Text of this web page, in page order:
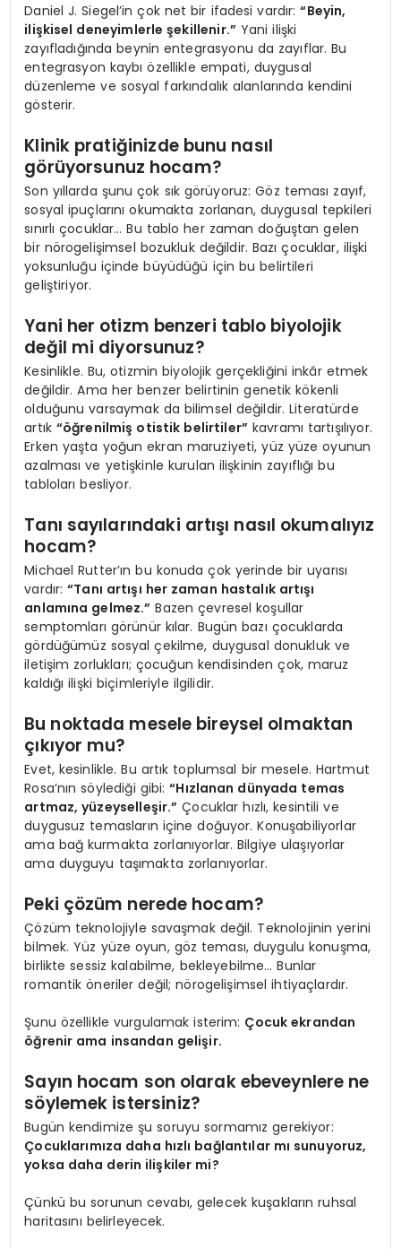
Daniel J. Siegel’in çok net bir ifadesi vardır:“Beyin,
ilişkisel deneyimlerle şekillenir.” Yani ilişki
zayıfladığında beynin entegrasyonu da zayıflar. Bu
entegrasyon kaybı özellikle empati, duygusal
düzenleme ve sosyal farkındalık alanlarında kendini
gösterir.
Klinik pratiğinizde bunu nasıl
görüyorsunuz hocam?
Son yıllarda şunu çok sık görüyoruz: Göz teması zayıf,
sosyal ipuçlarını okumakta zorlanan, duygusal tepkileri
sınırlı çocuklar… Bu tablo her zaman doğuştan gelen
bir nörogelişimsel bozukluk değildir. Bazı çocuklar, ilişki
yoksunluğu içinde büyüdüğü için bu belirtileri
geliştiriyor.
Yani her otizm benzeri tablo biyolojik
değil mi diyorsunuz?
Kesinlikle. Bu, otizmin biyolojik gerçekliğini inkâr etmek
değildir. Ama her benzer belirtinin genetik kökenli
olduğunu varsaymak da bilimsel değildir. Literatürde
artık “öğrenilmiş otistik belirtiler” kavramı tartışılıyor.
Erken yaşta yoğun ekran maruziyeti, yüz yüze oyunun
azalması ve yetişkinle kurulan ilişkinin zayıflığı bu
tabloları besliyor.
Tanı sayılarındaki artışı nasıl okumalıyız
hocam?
Michael Rutter’ın bu konuda çok yerinde bir uyarısı
vardır:“Tanı artışı her zaman hastalık artışı
anlamına gelmez.” Bazen çevresel koşullar
semptomları görünür kılar. Bugün bazı çocuklarda
gördüğümüz sosyal çekilme, duygusal donukluk ve
iletişim zorlukları; çocuğun kendisinden çok, maruz
kaldığı ilişki biçimleriyle ilgilidir.
Bu noktada mesele bireysel olmaktan
çıkıyor mu?
Evet, kesinlikle. Bu artık toplumsal bir mesele. Hartmut
Rosa’nın söylediği gibi:“Hızlanan dünyada temas
artmaz, yüzeyselleşir.” Çocuklar hızlı, kesintili ve
duygusuz temasların içine doğuyor. Konuşabiliyorlar
ama bağ kurmakta zorlanıyorlar. Bilgiye ulaşıyorlar
ama duyguyu taşımakta zorlanıyorlar.
Peki çözüm nerede hocam?
Çözüm teknolojiyle savaşmak değil. Teknolojinin yerini
bilmek. Yüz yüze oyun, göz teması, duygulu konuşma,
birlikte sessiz kalabilme, bekleyebilme… Bunlar
romantik öneriler değil; nörogelişimsel ihtiyaçlardır.
Şunu özellikle vurgulamak isterim: Çocuk ekrandan
öğrenir ama insandan gelişir.
Sayın hocam son olarak ebeveynlere ne
söylemek istersiniz?
Bugün kendimize şu soruyu sormamız gerekiyor:
Çocuklarımıza daha hızlı bağlantılar mı sunuyoruz,
yoksa daha derin ilişkiler mi?
Çünkü bu sorunun cevabı, gelecek kuşakların ruhsal
haritasını belirleyecek.